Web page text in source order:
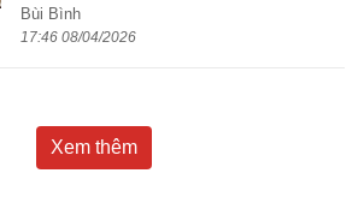
Bùi Bình
17:46 08/04/2026
Xem thêm